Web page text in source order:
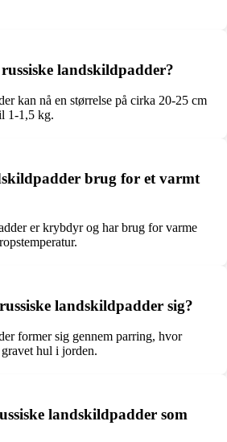
landskildpadder?
kan nå en størrelse på cirka 20-25 cm
1-1,5 kg.
brug for et varmt
er krybdyr og har brug for varme
landskildpadder sig?
former sig gennem parring, hvor
hul i jorden.
landskildpadder som